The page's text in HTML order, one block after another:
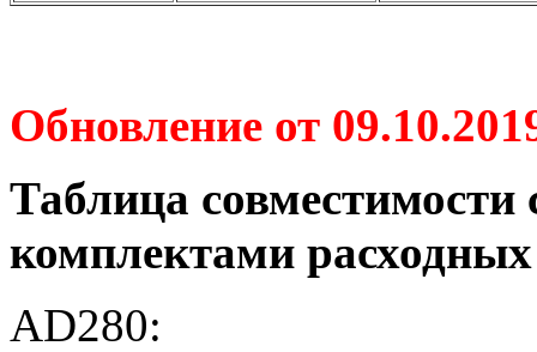
Обновление от
Таблица совместимости
комплектами
AD280: